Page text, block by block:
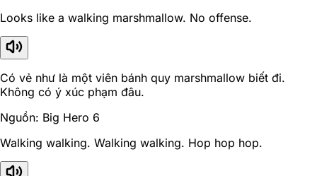
Looks like a walking marshmallow. No offense.
Có vẻ như là một viên bánh quy marshmallow biết đi.
Không có ý xúc phạm đâu.
Nguồn: Big Hero 6
Walking walking. Walking walking. Hop hop hop.